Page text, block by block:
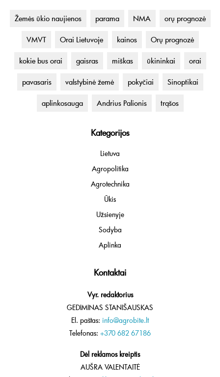
Žemės ūkio naujienos parama NMA orų prognozė
VMVT Orai Lietuvoje kainos Orų prognozė
kokie bus orai gaisras miškas ūkininkai orai
pavasaris valstybinė žemė pokyčiai Sinoptikai
aplinkosauga Andrius Palionis trąšos
Kategorijos
Lietuva
Agropolitika
Agrotechnika
Ūkis
Užsienyje
Sodyba
Aplinka
Kontaktai
Vyr. redaktorius
GEDIMINAS STANIŠAUSKAS
El. paštas: info@agrobite.lt
Telefonas: +370 682 67186
Dėl reklamos kreiptis
AUŠRA VALENTAITĖ